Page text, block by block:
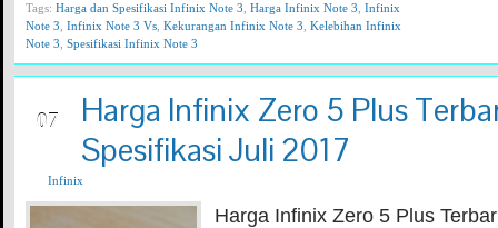
Tags: Harga dan Spesifikasi Infinix Note 3 Harga Infinix Note 3 Infinix
Note 3 Infinix Note 3 Vs, Kekurangan Infinix Note 3 Kelebihan Infinix
Note 3 Spesifikasi Infinix Note 3
07
Harga Infinix Zero 5 Plus
Spesifikasi Juli 2017
Infinix
Harga Infinix Zero 5 Plus